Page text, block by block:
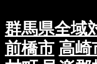
群馬県全域
前橋市 高崎